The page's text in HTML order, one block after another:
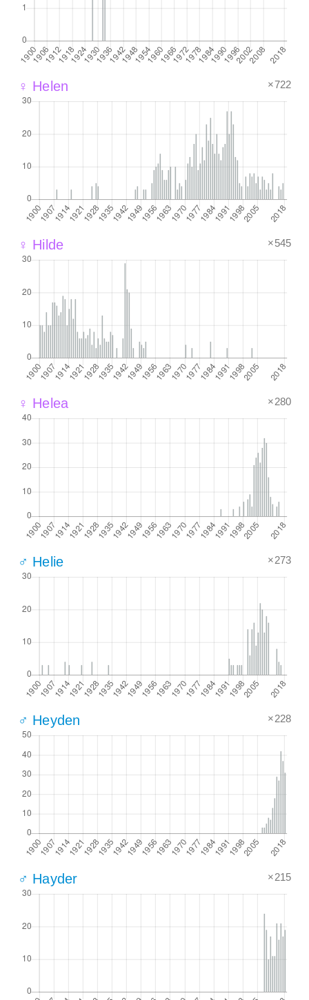
♀ Helen ×722
♀ Hilde ×545
♀ Helea ×280
♂ Helie ×273
♂ Heyden ×228
♂ Hayder ×215